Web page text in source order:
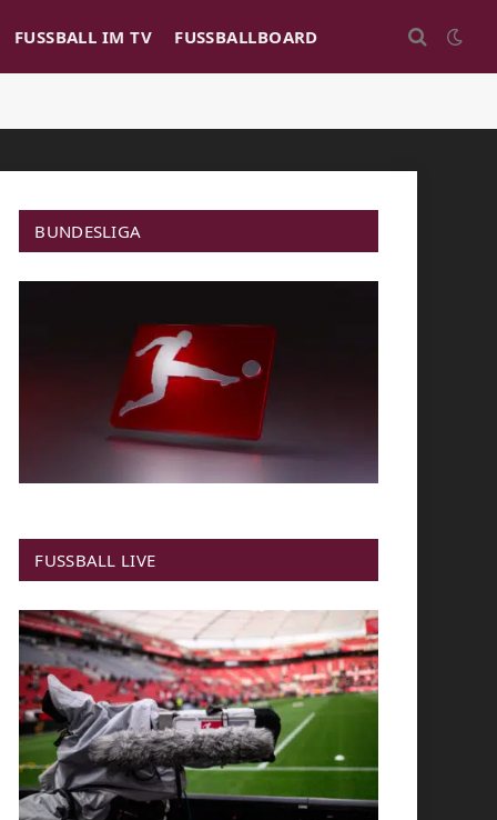
FUSSBALL IM TV FUSSBALLBOARD
BUNDESLIGA
FUSSBALL LIVE